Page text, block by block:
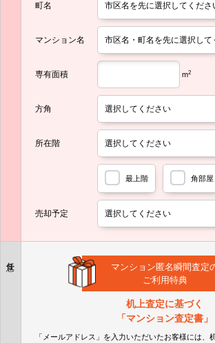
町名
マンション名
専有面積 m2
方角
所在階
最上階 角部屋
売却予定
マンション匿名瞬間査定
ご利用特典
机上査定に基づく
「マンション査定書」
「メールアドレス」を入力いただいたお客様には、